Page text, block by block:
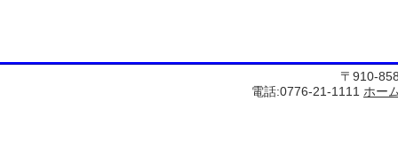
〒910-
電話:0776-21-1111 ホー